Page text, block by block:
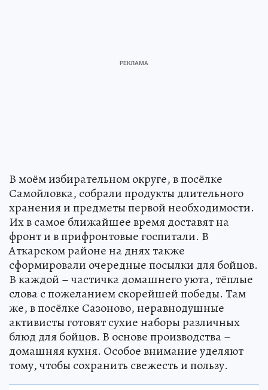
В моём избирательном округе, в посёлке
Самойловка, собрали продукты длительного
хранения и предметы первой необходимости.
Их в самое ближайшее время доставят на
фронт и в прифронтовые госпитали. В
Аткарском районе на днях также
сформировали очередные посылки для бойцов.
В каждой – частичка домашнего уюта, тёплые
слова с пожеланием скорейшей победы. Там
же, в посёлке Сазоново, неравнодушные
активисты готовят сухие наборы различных
блюд для бойцов. В основе производства –
домашняя кухня. Особое внимание уделяют
тому, чтобы сохранить свежесть и пользу.